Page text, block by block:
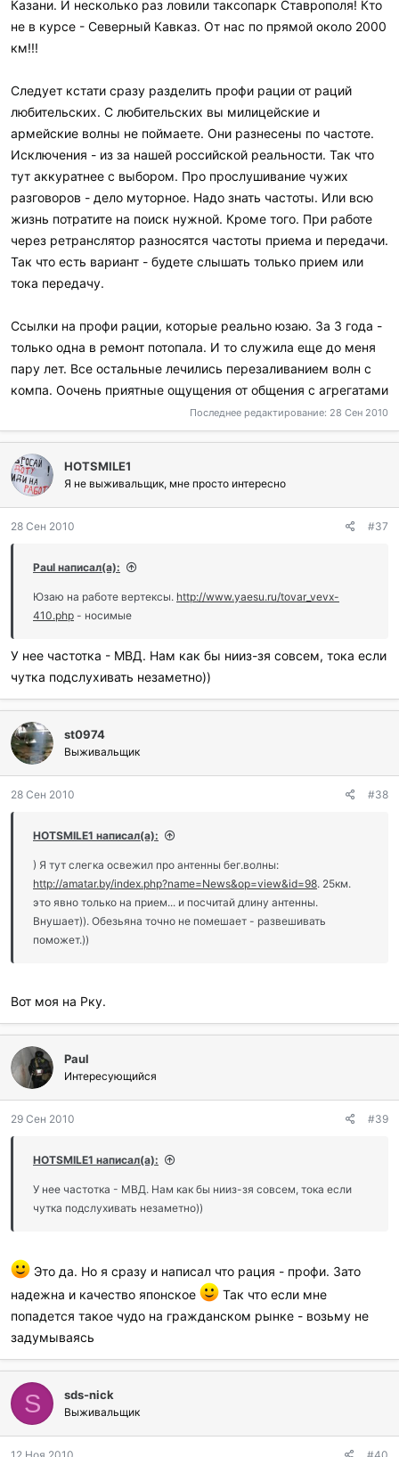
Казани. И несколько раз ловили таксопарк Ставрополя! Кто
не в курсе - Северный Кавказ. От нас по прямой около 2000
км!!!
Следует кстати сразу разделить профи рации от раций
любительских. С любительских вы милицейские и
армейские волны не поймаете. Они разнесены по частоте.
Исключения - из за нашей российской реальности. Так что
тут аккуратнее с выбором. Про прослушивание чужих
разговоров - дело муторное. Надо знать частоты. Или всю
жизнь потратите на поиск нужной. Кроме того. При работе
через ретранслятор разносятся частоты приема и передачи.
Так что есть вариант - будете слышать только прием или
тока передачу.
Ссылки на профи рации, которые реально юзаю. За 3 года -
только одна в ремонт потопала. И то служила еще до меня
пару лет. Все остальные лечились перезаливанием волн с
компа. Оочень приятные ощущения от общения с агрегатами
Последнее редактирование: 28 Сен 2010
HOTSMILE1
Я не выживальщик, мне просто интересно
28 Сен 2010 #37
Paul написал(а):
Юзаю на работе вертексы. http://www.yaesu.ru/tovar_vevx-
410.php - носимые
У нее частотка - МВД. Нам как бы нииз-зя совсем, тока если
чутка подслухивать незаметно))
st0974
Выживальщик
28 Сен 2010 #38
HOTSMILE1 написал(а):
) Я тут слегка освежил про антенны бег.волны:
http://amatar.by/index.php?name=News&op=view&id=98. 25км.
это явно только на прием... и посчитай длину антенны.
Внушает)). Обезьяна точно не помешает - развешивать
поможет.))
Вот моя на Рку.
Paul
Интересующийся
29 Сен 2010 #39
HOTSMILE1 написал(а):
У нее частотка - МВД. Нам как бы нииз-зя совсем, тока если
чутка подслухивать незаметно))
Это да. Но я сразу и написал что рация - профи. Зато
надежна и качество японское
Так что если мне
попадется такое чудо на гражданском рынке - возьму не
задумываясь
S sds-nick
Выживальщик